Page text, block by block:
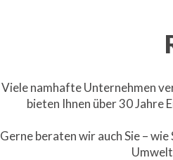
Viele namhafte Unternehmen
bieten Ihnen über 30
Gerne beraten wir auch Sie –